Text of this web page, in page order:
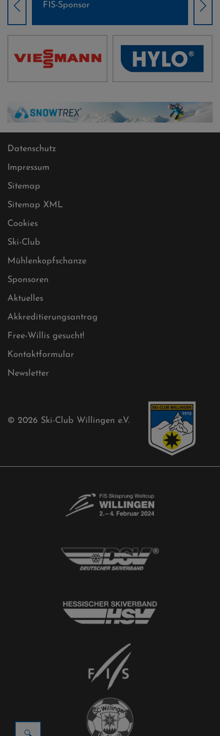
Weltcup-Sponsoren Damen
Datenschutz
Impressum
Sitemap
Sitemap XML
Cookies
Ski-Club
Mühlenkopfschanze
Sponsoren
Aktuelles
Akkreditierungsantrag
Free-Willis gesucht!
Kontaktformular